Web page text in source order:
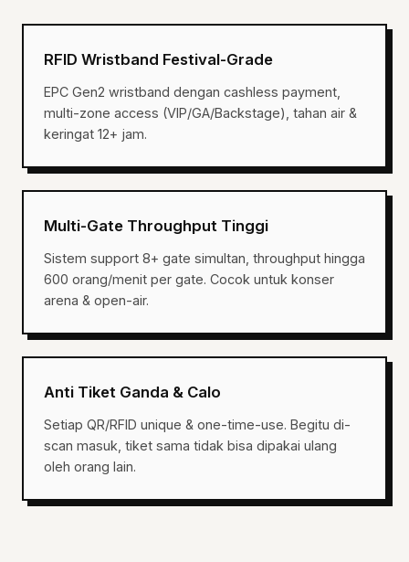
RFID Wristband Festival-Grade
EPC Gen2 wristband dengan cashless payment,
multi-zone access (VIP/GA/Backstage), tahan air &
keringat 12+ jam.
Multi-Gate Throughput Tinggi
Sistem support 8+ gate simultan, throughput hingga
600 orang/menit per gate. Cocok untuk konser
arena & open-air.
Anti Tiket Ganda & Calo
Setiap QR/RFID unique & one-time-use. Begitu di-
scan masuk, tiket sama tidak bisa dipakai ulang
oleh orang lain.